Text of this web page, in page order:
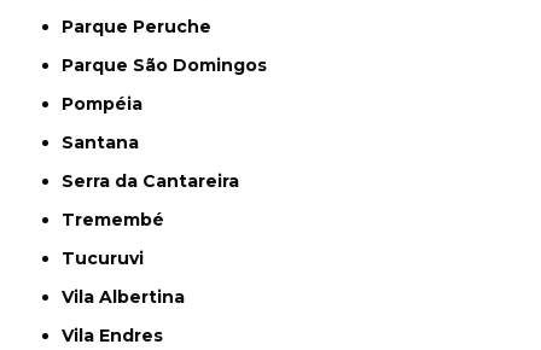
Parque Peruche
Parque São Domingos
Pompéia
Santana
Serra da Cantareira
Tremembé
Tucuruvi
Vila Albertina
Vila Endres